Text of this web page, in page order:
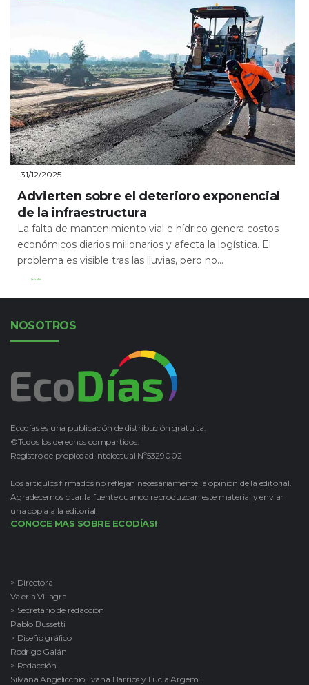
31/12/2025
Advierten sobre el deterioro exponencial
de la infraestructura
La falta de mantenimiento vial e hídrico genera costos
económicos diarios millonarios y afecta la logística. El
problema es visible tras las lluvias, pero no...
Leer Más
NOSOTROS
Ecodías es una publicación de distribución gratuita.
©Todos los derechos compartidos.
Registro de propiedad intelectual Nº5329002
Los artículos firmados no reflejan necesariamente la opinión de la editorial.
Agradecemos citar la fuente cuando reproduzcan este material y enviar
una copia a la editorial.
CONOCE MAS SOBRE ECODÍAS!
> Directora
Valeria Villagra
> Secretario de redacción
Pablo Bussetti
> Diseño gráfico
Rodrigo Galán
> Redacción
Silvana Angelicchio, Ivana Barrios y Lucía Argemi